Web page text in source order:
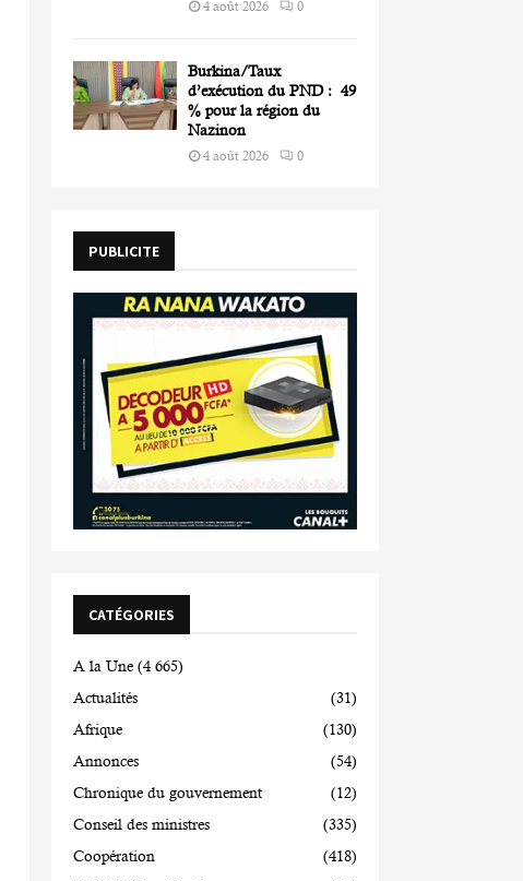
4 août 2026 0
Burkina/Taux
d’exécution du PND : 49
% pour la région du
Nazinon
4 août 2026 0
PUBLICITE
CATÉGORIES
A la Une (4 665)
Actualités
(31)
Afrique
(130)
Annonces
(54)
Chronique du gouvernement
(12)
Conseil des ministres
(335)
Coopération
(418)